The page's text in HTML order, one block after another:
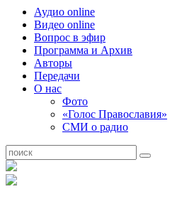
Аудио online
Видео online
Вопрос в эфир
Программа и Архив
Авторы
Передачи
О нас
Фото
«Голос Православия»
СМИ о радио